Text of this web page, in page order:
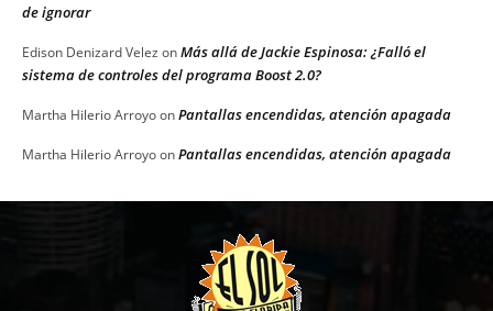
de ignorar
Edison Denizard Velez onMás allá de Jackie Espinosa: ¿Falló el
sistema de controles del programa Boost 2.0?
Martha Hilerio ArroyoonPantallas encendidas, atención apagada
Martha Hilerio ArroyoonPantallas encendidas, atención apagada